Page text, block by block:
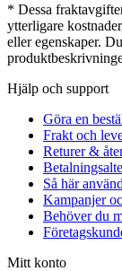
* Dessa
ytterligare
eller egenskaper.
Hjälp och support
Göra en
Frakt och
Returer &
Så här
Kampanjer
Behöver du
Mitt konto